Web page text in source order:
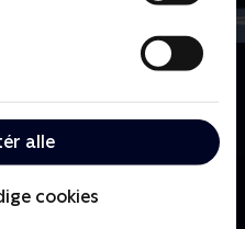
alle
cookies